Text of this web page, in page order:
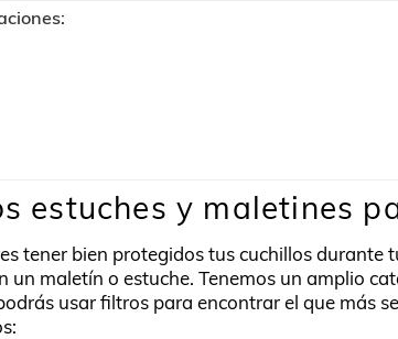
estuches y maletines
tener bien protegidos tus cuchillos durante
un maletín o estuche. Tenemos un amplio
usar filtros para encontrar el que más